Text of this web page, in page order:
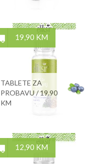
19,90 KM
TABLETE ZA
PROBAVU / 19.90
KM
12,90 KM